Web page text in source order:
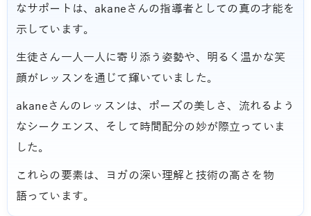
なサポートは、akaneさんの指導者としての真の才能を
示しています。
生徒さん一人一人に寄り添う姿勢や、明るく温かな笑
顔がレッスンを通じて輝いていました。
akaneさんのレッスンは、ポーズの美しさ、流れるよう
なシークエンス、そして時間配分の妙が際立っていま
した。
これらの要素は、ヨガの深い理解と技術の高さを物
語っています。